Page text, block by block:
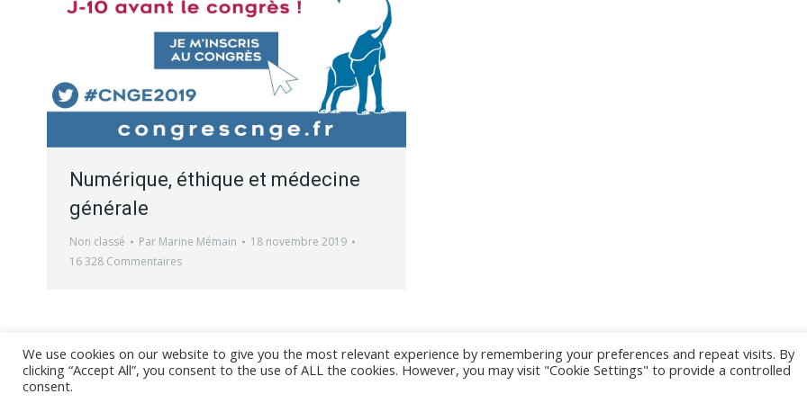
Numérique, éthique et médecine
générale
Non classé Par Marine Mémain
18 novembre 2019
16 328 Commentaires
@ 2017 - 2025 CONGRES CNGE | Tous droits réservés /Mentions légales | Gestion des
We use cookies on our website to give you the most relevant experience by remembering your preferences and repeat visits. By
clicking “Accept All”, you consent to the use of ALL the cookies. However, you may visit "Cookie Settings" to provide a controlled
consent.